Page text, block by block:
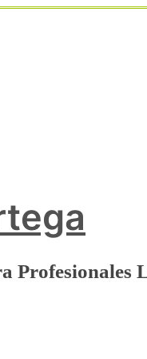
Profesionales